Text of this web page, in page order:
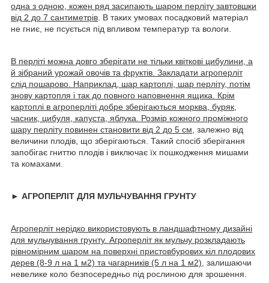
одна з одною, кожен ряд засипають шаром перліту завтовшки
від 2 до 7 сантиметрів . В таких умовах посадковий матеріал
не гниє, не псується під впливом температур та вологи.
В перліті можна довго зберігати не тільки квіткові цибулини, а
й зібраний урожай овочів та фруктів. Закладати агроперліт
слід пошарово. Наприклад, шар картоплі, шар перліту, потім
знову картопля і так до повного наповнення ящика. Крім
картоплі в агроперліті добре зберігаються морква, буряк,
часник, цибуля, капуста, яблука. Розмір кожного проміжного
шару перліту повинен становити від 2 до 5 см , залежно від
величини плодів, що зберігаються. Такий спосіб зберігання
запобігає гниттю плодів і виключає їх пошкодження мишами
та комахами.
► АГРОПЕРЛІТ ДЛЯ МУЛЬЧУВАННЯ ГРУНТУ
Агроперліт нерідко використовують в ландшафтному дизайні
для мульчування грунту. Агроперліт як мульчу розкладають
рівномірним шаром на поверхні пристовбурових кіл плодових
дерев (8-9 л на 1 м2) та чагарників (5 л на 1 м2) , залишаючи
невелике коло безпосередньо під рослиною для зрошення.